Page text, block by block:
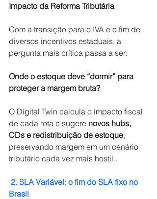
Impacto da Reforma Tributária
Com a transição para o IVA e o fim de
diversos incentivos estaduais, a
pergunta mais crítica passa a ser:
Onde o estoque deve “dormir” para
proteger a margem bruta?
O Digital Twin calcula o impacto fiscal
de cada rota e sugere novos hubs,
CDs e redistribuição de estoque,
preservando margem em um cenário
tributário cada vez mais hostil.
2. SLA Variável: o fim do SLA fixo no
Brasil.